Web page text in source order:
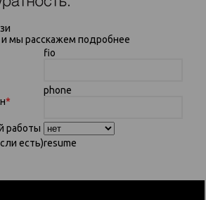
мы расскажем подробнее
fio
*
phone
работы
есть)resume